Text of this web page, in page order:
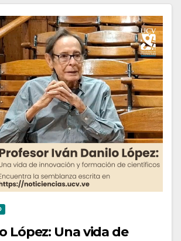
López: Una vida de